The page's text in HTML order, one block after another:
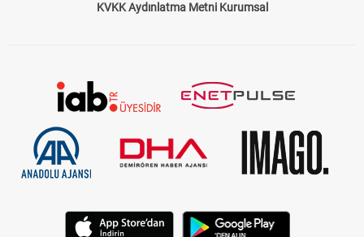
KVKK Aydınlatma Metni Kurumsal